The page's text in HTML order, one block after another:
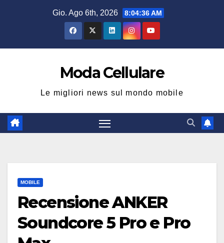
Gio. Ago 6th, 2026 8:04:37 AM
Moda Cellulare
Le migliori news sul mondo mobile
MOBILE
Recensione ANKER
Soundcore 5 Pro e Pro